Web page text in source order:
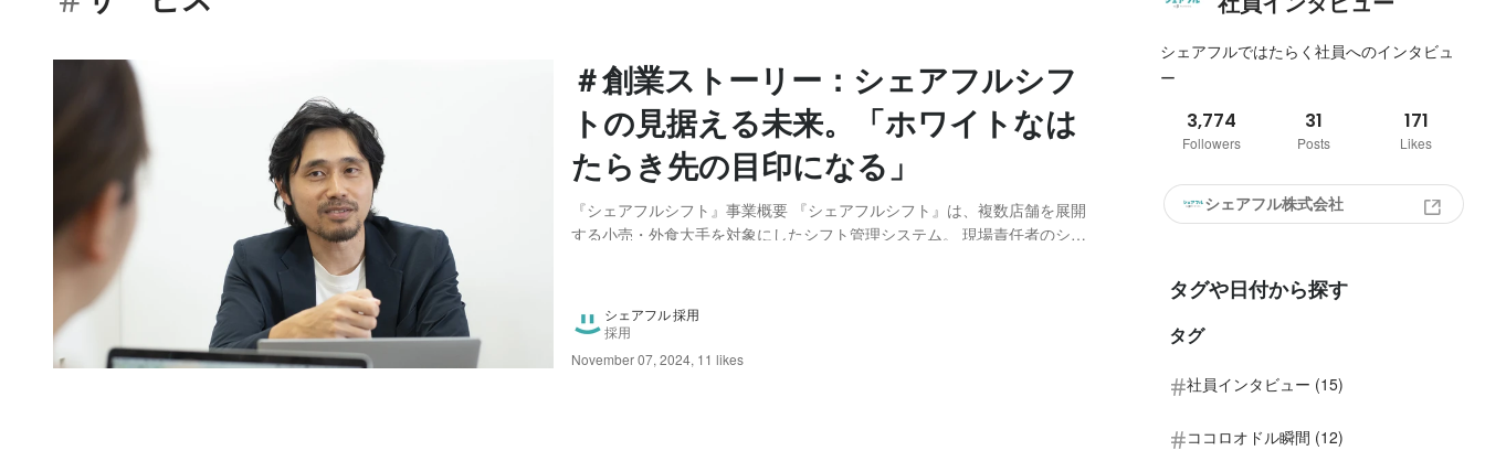
＃創業ストーリー：シェアフルシフ
トの見据える未来。「ホワイトなは
たらき先の目印になる」
『シェアフルシフト』事業概要 『シェアフルシフト』は、複数店舗を展開
する小売・外食大手を対象にしたシフト管理システム。 現場責任者のシフ
同企業内、他店舗とのシェアリングができる点で...
シェアフル 採用
採用
November 07, 2024, 11 likes
シェアフルではたらく社員へのインタビュ
ー
3,774
Followers
31
Posts
171
Likes
シェアフル株式会社
タグや日付から探す
タグ
社員インタビュー (15)
ココロオドル瞬間 (12)